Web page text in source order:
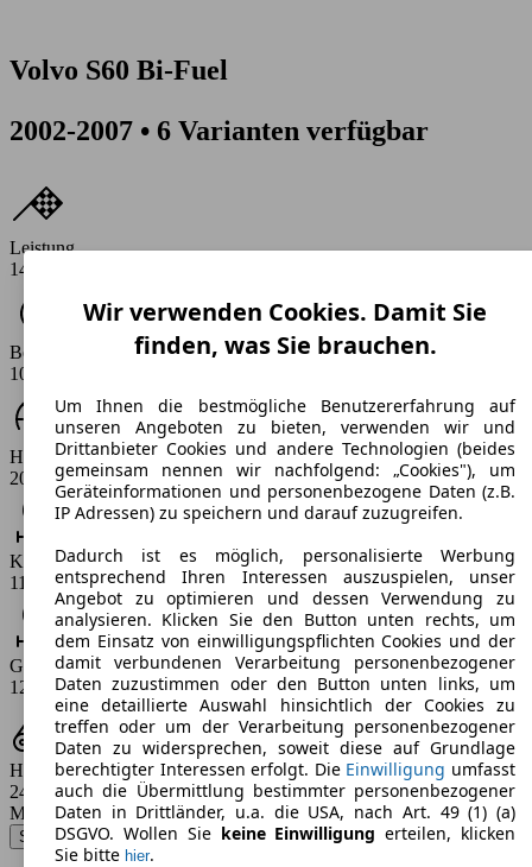
Volvo S60 Bi-Fuel
2002-2007 • 6 Varianten verfügbar
Leistung
140 PS
Beschleunigung (0-100 km/h)
10.2 - 11.1 s
Höchstgeschwindigkeit (km/h)
205 - 210 km/h
Kraftstoff-Verbrauch
11.9 - 14 l/100km
Gas-Verbrauch
12.7 - 14.2 m³/100km
Hubraum
2435 ccm
Modellbezeichnung:
S60 Bi-Fuel CNG Kinetic - 103 KW (140 PS) (2004/04 - 2007/09) ▼
Wir verwenden Cookies. Damit Sie
finden, was Sie brauchen.
Um Ihnen die bestmögliche Benutzererfahrung auf
unseren Angeboten zu bieten, verwenden wir und
Drittanbieter Cookies und andere Technologien (beides
gemeinsam nennen wir nachfolgend: „Cookies"), um
Geräteinformationen und personenbezogene Daten (z.B.
IP Adressen) zu speichern und darauf zuzugreifen.
Dadurch ist es möglich, personalisierte Werbung
entsprechend Ihren Interessen auszuspielen, unser
Angebot zu optimieren und dessen Verwendung zu
analysieren. Klicken Sie den Button unten rechts, um
dem Einsatz von einwilligungspflichten Cookies und der
damit verbundenen Verarbeitung personenbezogener
Daten zuzustimmen oder den Button unten links, um
eine detaillierte Auswahl hinsichtlich der Cookies zu
treffen oder um der Verarbeitung personenbezogener
Daten zu widersprechen, soweit diese auf Grundlage
berechtigter Interessen erfolgt. Die Einwilligung umfasst
auch die Übermittlung bestimmter personenbezogener
Daten in Drittländer, u.a. die USA, nach Art. 49 (1) (a)
DSGVO. Wollen Sie keine Einwilligung erteilen, klicken
Sie bitte hier.